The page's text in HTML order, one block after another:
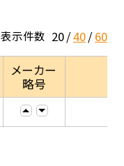
表示件数 20 40 60
メーカー
略号